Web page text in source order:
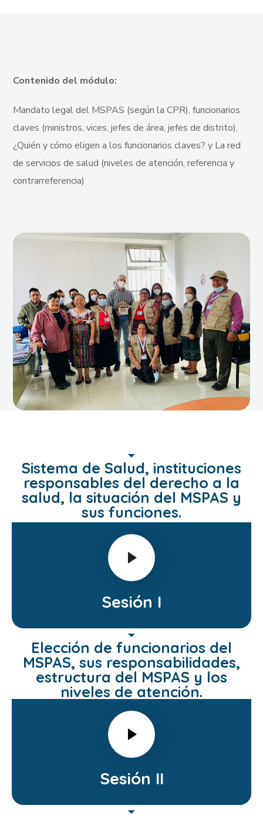
Contenido del módulo:
Mandato legal del MSPAS (según la CPR), funcionarios
claves (ministros, vices, jefes de área, jefes de distrito),
¿Quién y cómo eligen a los funcionarios claves? y La red
de servicios de salud (niveles de atención, referencia y
contrarreferencia)
Sistema de Salud, instituciones
responsables del derecho a la
salud, la situación del MSPAS y
sus funciones.
Sesión I
Elección de funcionarios del
MSPAS, sus responsabilidades,
estructura del MSPAS y los
niveles de atención.
Sesión II